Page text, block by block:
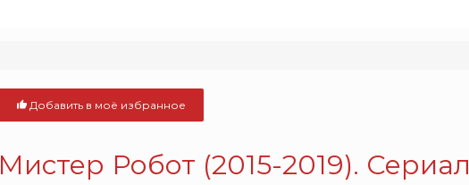
Добавить в моё избранное
Мистер Робот (2015-2019). Сериал